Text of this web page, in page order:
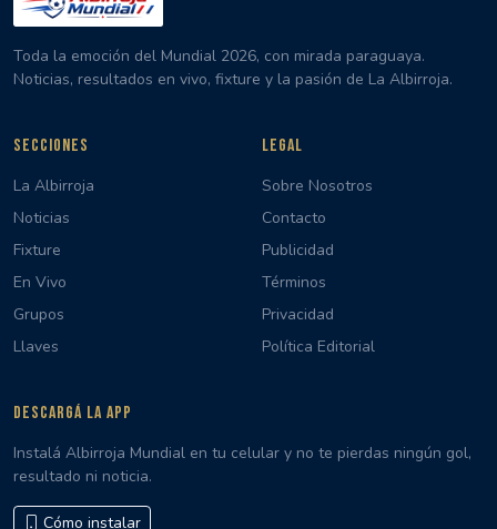
Toda la emoción del Mundial 2026, con mirada paraguaya.
Noticias, resultados en vivo, fixture y la pasión de La Albirroja.
SECCIONES
La Albirroja
Noticias
Fixture
En Vivo
Grupos
Llaves
LEGAL
Sobre Nosotros
Contacto
Publicidad
Términos
Privacidad
Política Editorial
DESCARGÁ LA APP
Instalá Albirroja Mundial en tu celular y no te pierdas ningún gol,
resultado ni noticia.
Cómo instalar